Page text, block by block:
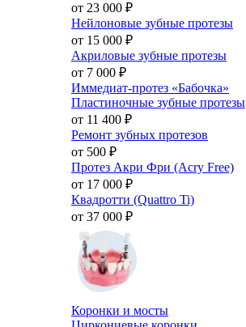
от 23 000 ₽
Нейлоновые зубные протезы
от 15 000 ₽
Акриловые зубные протезы
от 7 000 ₽
Иммедиат-протез «Бабочка»
Пластиночные зубные протезы
от 11 400 ₽
Ремонт зубных протезов
от 500 ₽
Протез Акри Фри (Acry Free)
от 17 000 ₽
Квадротти (Quattro Ti)
от 37 000 ₽
Коронки и мосты